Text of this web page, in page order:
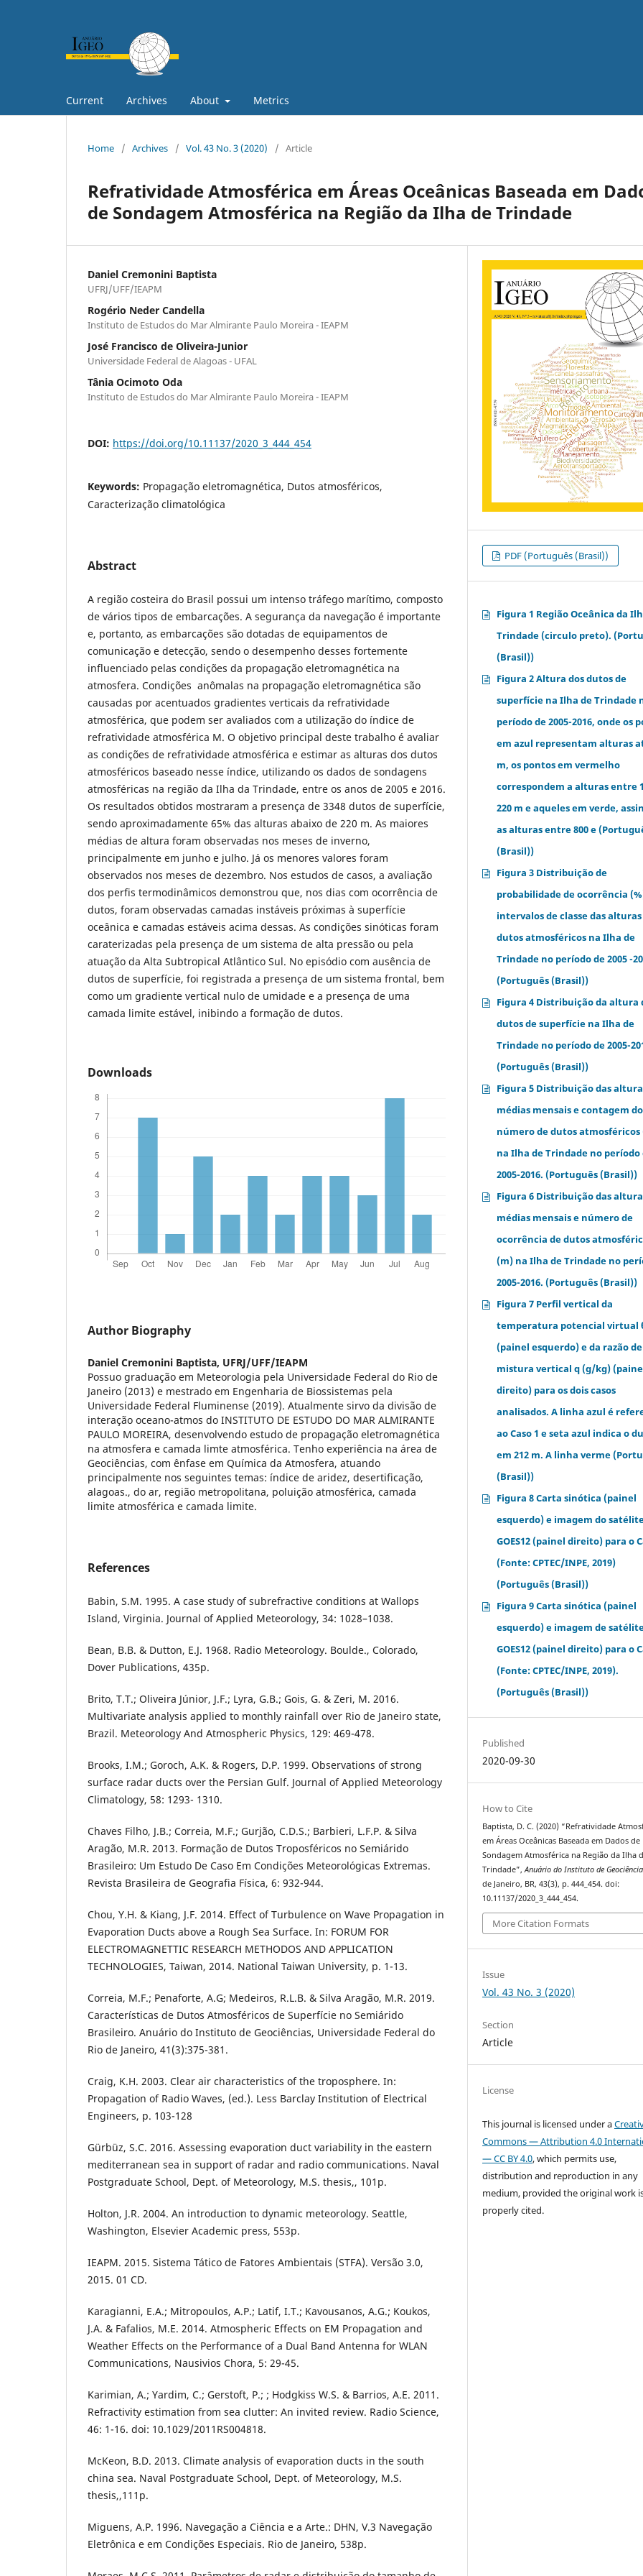
Current Archives About Metrics
Home / Archives / Vol. 43 No. 3 (2020) / Article
Refratividade Atmosférica em Áreas Oceânicas Baseada em
de Sondagem Atmosférica na Região da Ilha de Trindade
Daniel Cremonini Baptista
UFRJ/UFF/IEAPM
Rogério Neder Candella
Instituto de Estudos do Mar Almirante Paulo Moreira - IEAPM
José Francisco de Oliveira-Junior
Universidade Federal de Alagoas - UFAL
Tânia Ocimoto Oda
Instituto de Estudos do Mar Almirante Paulo Moreira - IEAPM
DOI: https://doi.org/10.11137/2020_3_444_454
Keywords: Propagação eletromagnética, Dutos atmosféricos,
Caracterização climatológica
Abstract
A região costeira do Brasil possui um intenso tráfego marítimo, composto
de vários tipos de embarcações. A segurança da navegação é importante
e, portanto, as embarcações são dotadas de equipamentos de
comunicação e detecção, sendo o desempenho desses fortemente
influenciado pelas condições da propagação eletromagnética na
atmosfera. Condições anômalas na propagação eletromagnética são
causadas por acentuados gradientes verticais da refratividade
atmosférica, que podem ser avaliados com a utilização do índice de
refratividade atmosférica M. O objetivo principal deste trabalho é avaliar
as condições de refratividade atmosférica e estimar as alturas dos dutos
atmosféricos baseado nesse índice, utilizando os dados de sondagens
atmosféricas na região da Ilha da Trindade, entre os anos de 2005 e 2016.
Os resultados obtidos mostraram a presença de 3348 dutos de superfície,
sendo aproximadamente 65% das alturas abaixo de 220 m. As maiores
médias de altura foram observadas nos meses de inverno,
principalmente em junho e julho. Já os menores valores foram
observados nos meses de dezembro. Nos estudos de casos, a avaliação
dos perfis termodinâmicos demonstrou que, nos dias com ocorrência de
dutos, foram observadas camadas instáveis próximas à superfície
oceânica e camadas estáveis acima dessas. As condições sinóticas foram
caraterizadas pela presença de um sistema de alta pressão ou pela
atuação da Alta Subtropical Atlântico Sul. No episódio com ausência de
dutos de superfície, foi registrada a presença de um sistema frontal, bem
como um gradiente vertical nulo de umidade e a presença de uma
camada limite estável, inibindo a formação de dutos.
Downloads
Author Biography
Daniel Cremonini Baptista, UFRJ/UFF/IEAPM
Possuo graduação em Meteorologia pela Universidade Federal do Rio de
Janeiro (2013) e mestrado em Engenharia de Biossistemas pela
Universidade Federal Fluminense (2019). Atualmente sirvo da divisão de
interação oceano-atmos do INSTITUTO DE ESTUDO DO MAR ALMIRANTE
PAULO MOREIRA, desenvolvendo estudo de propagação eletromagnética
na atmosfera e camada limte atmosférica. Tenho experiência na área de
Geociências, com ênfase em Química da Atmosfera, atuando
principalmente nos seguintes temas: índice de aridez, desertificação,
alagoas., do ar, região metropolitana, poluição atmosférica, camada
limite atmosférica e camada limite.
References
Babin, S.M. 1995. A case study of subrefractive conditions at Wallops
Island, Virginia. Journal of Applied Meteorology, 34: 1028–1038.
Bean, B.B. & Dutton, E.J. 1968. Radio Meteorology. Boulde., Colorado,
Dover Publications, 435p.
Brito, T.T.; Oliveira Júnior, J.F.; Lyra, G.B.; Gois, G. & Zeri, M. 2016.
Multivariate analysis applied to monthly rainfall over Rio de Janeiro state,
Brazil. Meteorology And Atmospheric Physics, 129: 469-478.
Brooks, I.M.; Goroch, A.K. & Rogers, D.P. 1999. Observations of strong
surface radar ducts over the Persian Gulf. Journal of Applied Meteorology
Climatology, 58: 1293- 1310.
Chaves Filho, J.B.; Correia, M.F.; Gurjão, C.D.S.; Barbieri, L.F.P. & Silva
Aragão, M.R. 2013. Formação de Dutos Troposféricos no Semiárido
Brasileiro: Um Estudo De Caso Em Condições Meteorológicas Extremas.
Revista Brasileira de Geografia Física, 6: 932-944.
Chou, Y.H. & Kiang, J.F. 2014. Effect of Turbulence on Wave Propagation in
Evaporation Ducts above a Rough Sea Surface. In: FORUM FOR
ELECTROMAGNETTIC RESEARCH METHODOS AND APPLICATION
TECHNOLOGIES, Taiwan, 2014. National Taiwan University, p. 1-13.
Correia, M.F.; Penaforte, A.G; Medeiros, R.L.B. & Silva Aragão, M.R. 2019.
Características de Dutos Atmosféricos de Superfície no Semiárido
Brasileiro. Anuário do Instituto de Geociências, Universidade Federal do
Rio de Janeiro, 41(3):375-381.
Craig, K.H. 2003. Clear air characteristics of the troposphere. In:
Propagation of Radio Waves, (ed.). Less Barclay Institution of Electrical
Engineers, p. 103-128
Gürbüz, S.C. 2016. Assessing evaporation duct variability in the eastern
mediterranean sea in support of radar and radio communications. Naval
Postgraduate School, Dept. of Meteorology, M.S. thesis,, 101p.
Holton, J.R. 2004. An introduction to dynamic meteorology. Seattle,
Washington, Elsevier Academic press, 553p.
IEAPM. 2015. Sistema Tático de Fatores Ambientais (STFA). Versão 3.0,
2015. 01 CD.
Karagianni, E.A.; Mitropoulos, A.P.; Latif, I.Τ.; Kavousanos, A.G.; Koukos,
J.A. & Fafalios, M.E. 2014. Atmospheric Effects on EM Propagation and
Weather Effects on the Performance of a Dual Band Antenna for WLAN
Communications, Nausivios Chora, 5: 29-45.
Karimian, A.; Yardim, C.; Gerstoft, P.; ; Hodgkiss W.S. & Barrios, A.E. 2011.
Refractivity estimation from sea clutter: An invited review. Radio Science,
46: 1-16. doi: 10.1029/2011RS004818.
McKeon, B.D. 2013. Climate analysis of evaporation ducts in the south
china sea. Naval Postgraduate School, Dept. of Meteorology, M.S.
thesis,,111p.
Miguens, A.P. 1996. Navegação a Ciência e a Arte.: DHN, V.3 Navegação
Eletrônica e em Condições Especiais. Rio de Janeiro, 538p.
PDF (Português (Brasil))
Figura 1 Região Oceânica da
Trindade (circulo preto).
(Brasil))
Figura 2 Altura dos dutos de
superfície na Ilha de Trindade
período de 2005-2016, onde os
em azul representam alturas
m, os pontos em vermelho
correspondem a alturas entre
220 m e aqueles em verde,
as alturas entre 800 e
(Brasil))
Figura 3 Distribuição de
probabilidade de ocorrência
intervalos de classe das alturas
dutos atmosféricos na Ilha de
Trindade no período de 2005 -
(Português (Brasil))
Figura 4 Distribuição da altura
dutos de superfície na Ilha de
Trindade no período de 2005-
(Português (Brasil))
Figura 5 Distribuição das
médias mensais e contagem do
número de dutos atmosféricos
na Ilha de Trindade no período
2005-2016. (Português (Brasil))
Figura 6 Distribuição das
médias mensais e número de
ocorrência de dutos
(m) na Ilha de Trindade no
2005-2016. (Português (Brasil))
Figura 7 Perfil vertical da
temperatura potencial virtual
(painel esquerdo) e da razão de
mistura vertical q (g/kg)
direito) para os dois casos
analisados. A linha azul é
ao Caso 1 e seta azul indica o
em 212 m. A linha verme
(Brasil))
Figura 8 Carta sinótica (painel
esquerdo) e imagem do
GOES12 (painel direito) para o
(Fonte: CPTEC/INPE, 2019)
(Português (Brasil))
Figura 9 Carta sinótica (painel
esquerdo) e imagem de
GOES12 (painel direito) para o
(Fonte: CPTEC/INPE, 2019).
(Português (Brasil))
Published
2020-09-30
How to Cite
Baptista, D. C. (2020) “Refratividade
em Áreas Oceânicas Baseada em Dados de
Sondagem Atmosférica na Região da Ilha
Trindade”,Anuário do Instituto de
de Janeiro, BR, 43(3), p. 444_454. doi:
10.11137/2020_3_444_454.
More Citation Formats
Issue
Vol. 43 No. 3 (2020)
Section
Article
License
This journal is licensed under a
Commons — Attribution 4.0
— CC BY 4.0, which permits use,
distribution and reproduction in any
medium, provided the original work
properly cited.